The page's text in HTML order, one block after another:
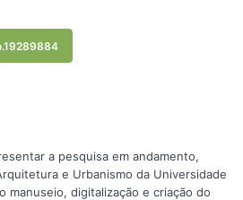
a pesquisa em andamento,
e Urbanismo da Universidade
manuseio, digitalização e criação do